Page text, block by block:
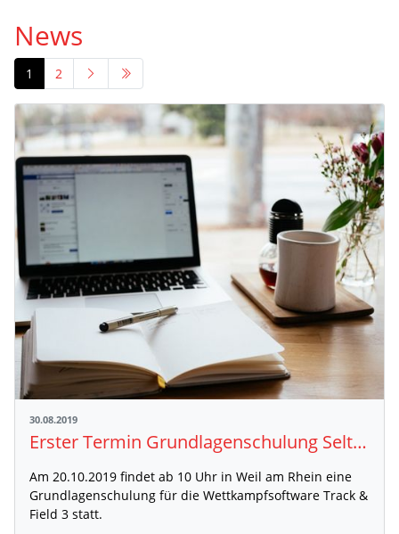
News
1 2
30.08.2019
Erster Termin Grundlagenschulung Seltec Track & Field 3 steht fest
Am 20.10.2019 findet ab 10 Uhr in Weil am Rhein eine
Grundlagenschulung für die Wettkampfsoftware Track &
Field 3 statt.